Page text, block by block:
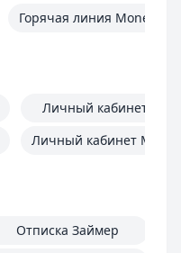
Горячая линия
Личный кабинет
Личный кабинет
Отписка Займер